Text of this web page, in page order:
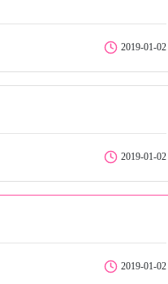
2019-01-02
2019-01-02
2019-01-02